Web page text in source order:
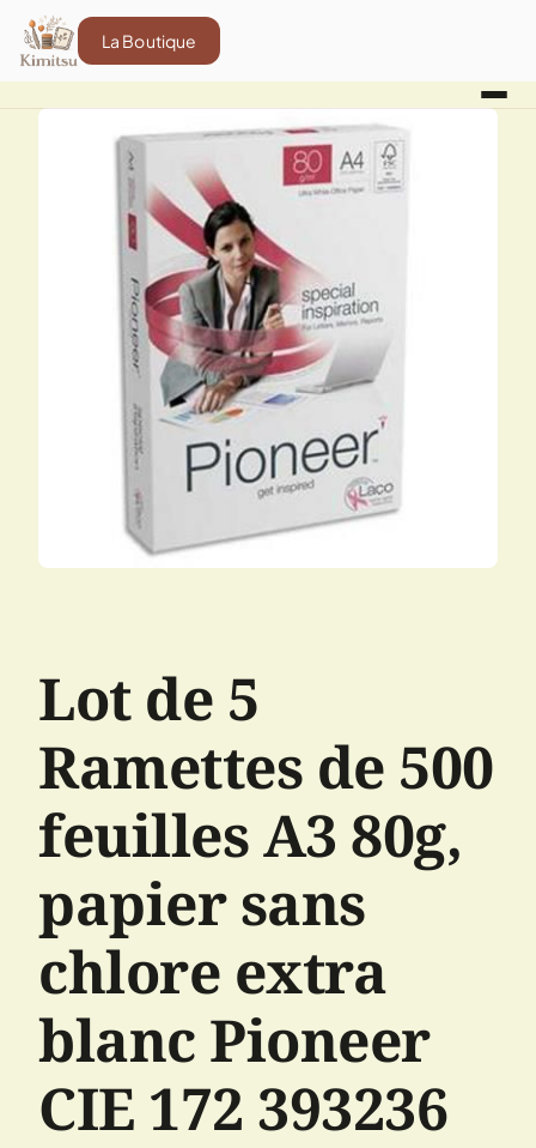
La Boutique
Lot de 5
Ramettes de 500
feuilles A3 80g,
papier sans
chlore extra
blanc Pioneer
CIE 172 393236